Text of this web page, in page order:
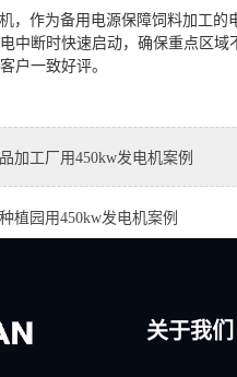
，作为备用电源保障饲料加工的
中断时快速启动，确保重点区
户一致好评。
加工厂用450kw发电机案例
植园用450kw发电机案例
关于我们